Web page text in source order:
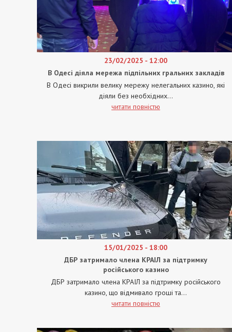
23/02/2025 - 12:00
В Одесі діяла мережа підпільних гральних закладів
В Одесі викрили велику мережу нелегальних казино, які
діяли без необхідних...
читати повністю
15/01/2025 - 18:00
ДБР затримало члена КРАІЛ за підтримку
російського казино
ДБР затримало члена КРАІЛ за підтримку російського
казино, що відмивало гроші та...
читати повністю